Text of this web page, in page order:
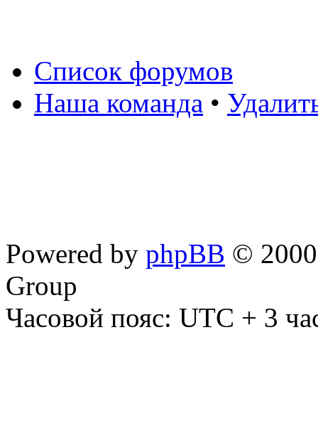
Список форумов
Наша команда •
Powered by phpBB ©
Group
Часовой пояс: UTC + 3